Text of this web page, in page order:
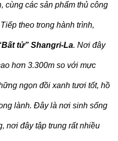
cùng các sản phẩm thủ công
theo trong hành trình,
tử” Shangri-La. Nơi đây
hơn 3.300m so với mực
ngọn đồi xanh tươi tốt, hồ
lành. Đây là nơi sinh sống
nơi đây tập trung rất nhiều